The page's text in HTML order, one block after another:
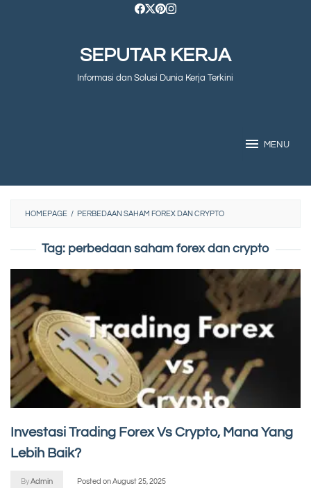
SEPUTAR KERJA
Informasi dan Solusi Dunia Kerja Terkini
MENU
HOMEPAGE / PERBEDAAN SAHAM FOREX DAN CRYPTO
Tag: perbedaan saham forex dan crypto
Investasi Trading Forex Vs Crypto, Mana Yang
Lebih Baik?
ByAdmin Posted onAugust 25, 2025